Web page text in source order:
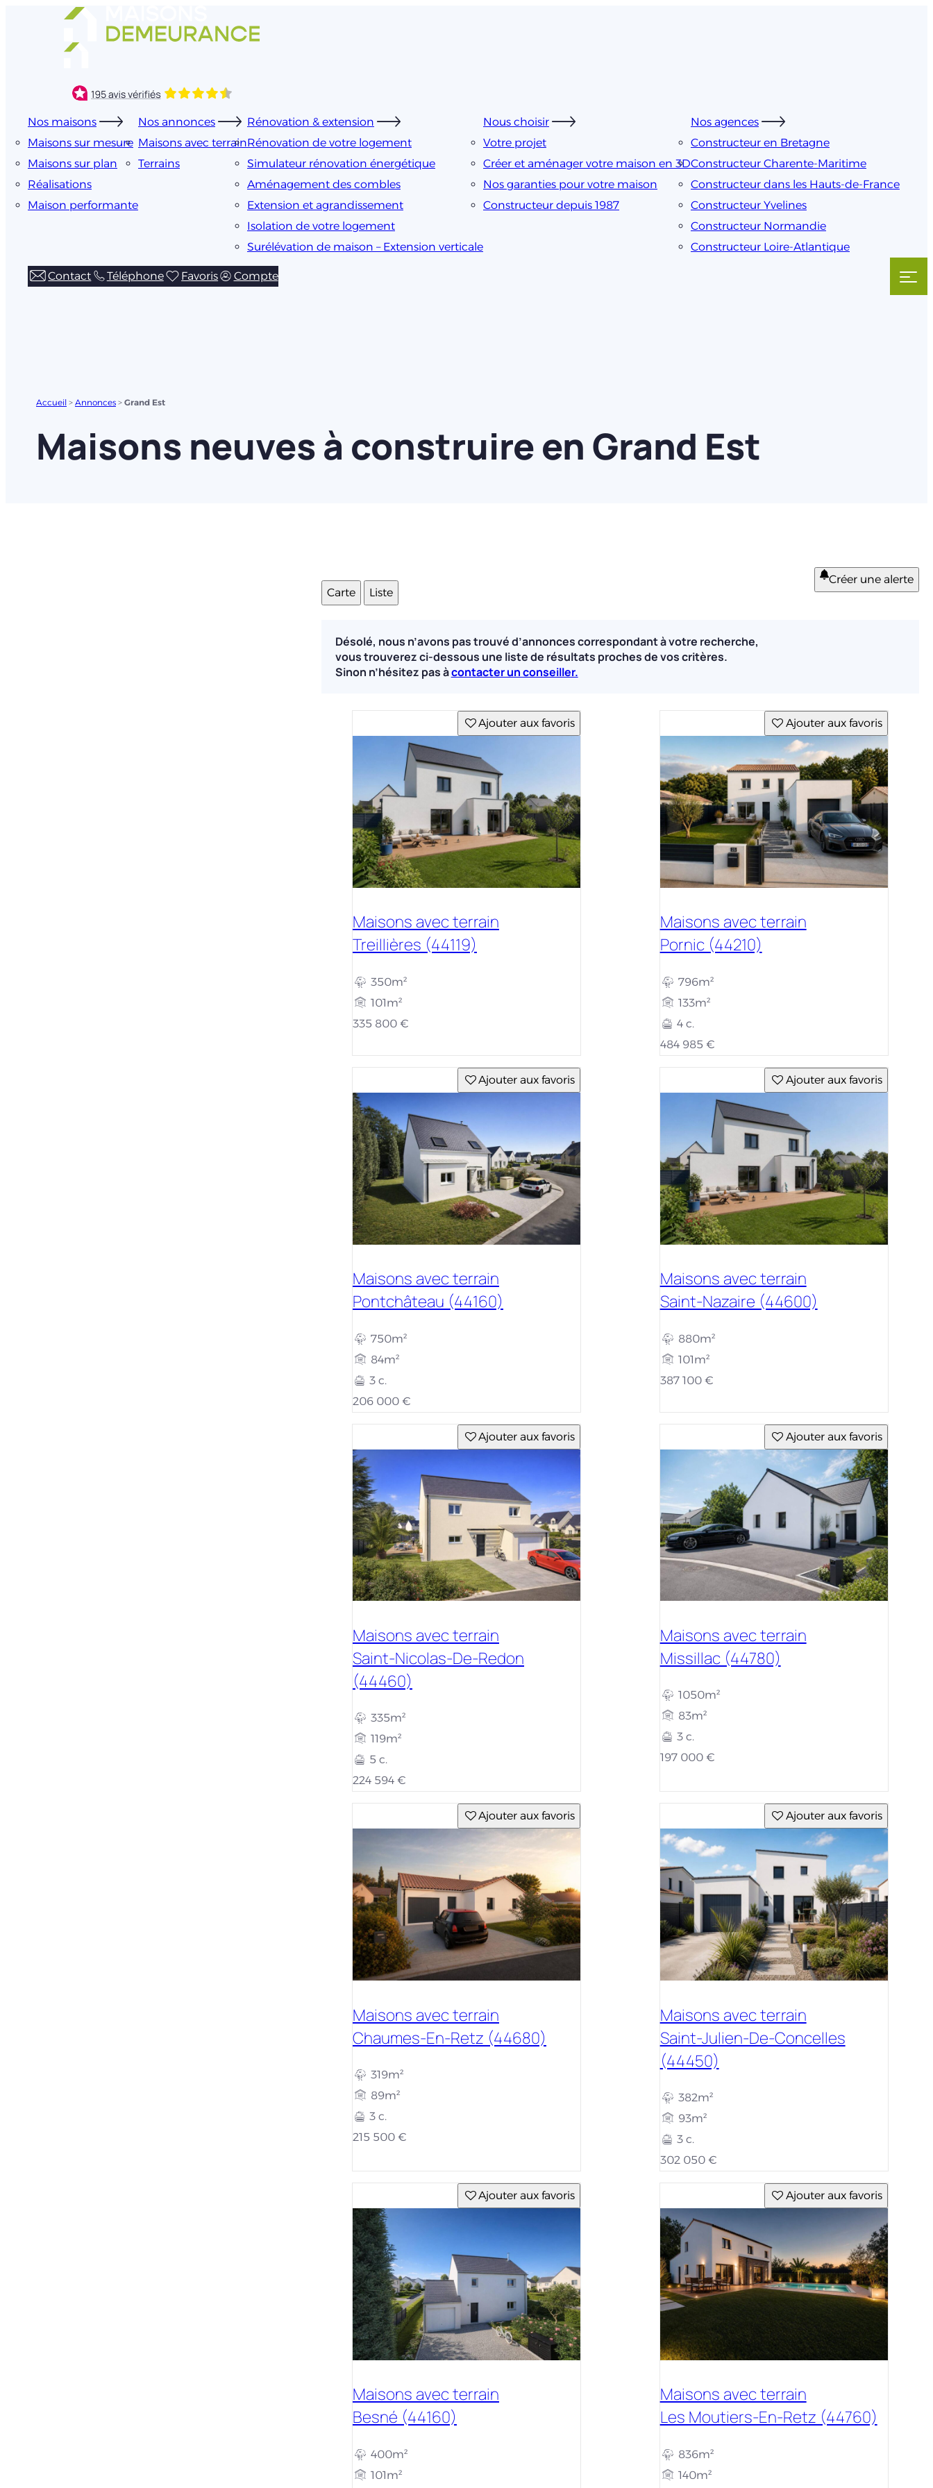
Nos maisons
Maisons sur mesure
Maisons sur plan
Réalisations
Maison performante
Nos annonces
Maisons avec terrain
Terrains
Rénovation & extension
Rénovation de votre logement
Simulateur rénovation énergétique
Aménagement des combles
Extension et agrandissement
Isolation de votre logement
Surélévation de maison – Extension verticale
Nous choisir
Votre projet
Créer et aménager votre maison en 3D
Nos garanties pour votre maison
Constructeur depuis 1987
Nos agences
Constructeur en Bretagne
Constructeur Charente-Maritime
Constructeur dans les Hauts-de-France
Constructeur Yvelines
Constructeur Normandie
Constructeur Loire-Atlantique
Contact Téléphone Favoris Compte
Accueil > Annonces > Grand Est
Maisons neuves à construire en Grand Est
Carte Liste
Créer une alerte
Désolé, nous n’avons pas trouvé d’annonces correspondant à votre recherche,
vous trouverez ci-dessous une liste de résultats proches de vos critères.
Sinon n’hésitez pas àcontacter un conseiller.
Ajouter aux favoris
Maisons avec terrain
Treillières (44119)
350m²
101m²
335 800 €
Ajouter aux favoris
Maisons avec terrain
Pornic (44210)
796m²
133m²
4 c.
484 985 €
Ajouter aux favoris
Maisons avec terrain
Pontchâteau (44160)
750m²
84m²
3 c.
206 000 €
Ajouter aux favoris
Maisons avec terrain
Saint-Nazaire (44600)
880m²
101m²
387 100 €
Ajouter aux favoris
Maisons avec terrain
Saint-Nicolas-De-Redon
(44460)
335m²
119m²
5 c.
224 594 €
Ajouter aux favoris
Maisons avec terrain
Missillac (44780)
1050m²
83m²
3 c.
197 000 €
Ajouter aux favoris
Maisons avec terrain
Chaumes-En-Retz (44680)
319m²
89m²
3 c.
215 500 €
Ajouter aux favoris
Maisons avec terrain
Saint-Julien-De-Concelles
(44450)
382m²
93m²
3 c.
302 050 €
Ajouter aux favoris
Maisons avec terrain
Besné (44160)
400m²
101m²
Ajouter aux favoris
Maisons avec terrain
Les Moutiers-En-Retz (44760)
836m²
140m²